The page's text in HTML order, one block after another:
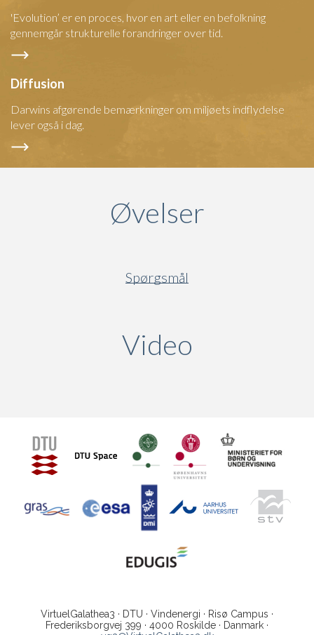
'Evolution’ er en proces, hvor en art eller en befolkning
gennemgår strukturelle forandringer over tid.
Diffusion
Darwins afgørende bemærkninger om miljøets indflydelse
lever også i dag.
Øvelser
Spørgsmål
Video
VirtuelGalathea3 · DTU · Vindenergi · Risø Campus ·
Frederiksborgvej 399 · 4000 Roskilde · Danmark ·